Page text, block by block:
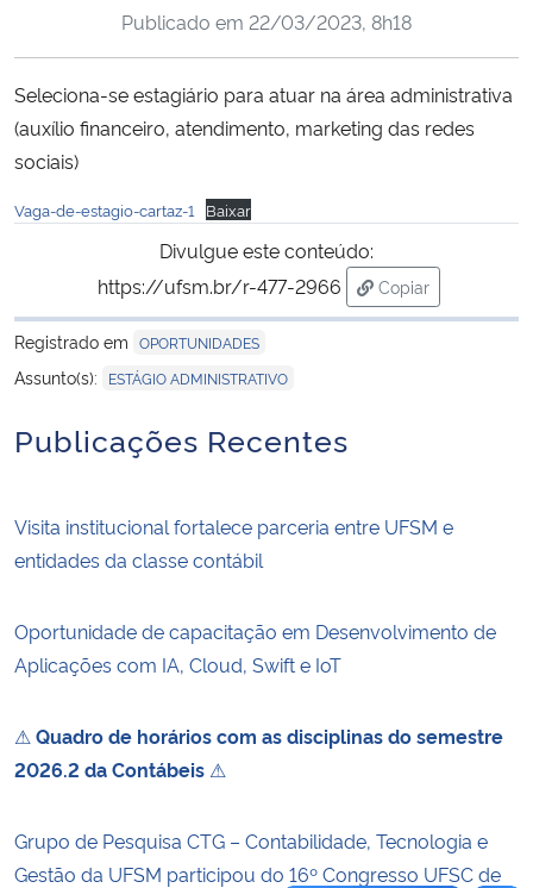
Ministério da Cidadania
Ministério da Ciência, Tecnologia, Inovações e Comunicações
Ministério do Turismo
Controladoria-Geral da União
Ministério da Mulher, da Família e dos Direitos Humanos
Secretaria de Governo
Advocacia-Geral da União
Banco Central do Brasil
Publicado em 22/03/2023, 8h18
Seleciona-se estagiário para atuar na área administrativa
(auxílio financeiro, atendimento, marketing das redes
sociais)
Vaga-de-estagio-cartaz-1 Baixar
Divulgue este conteúdo:
https://ufsm.br/r-477-2966
Copiar
para área de
Registrado em OPORTUNIDADES
Assunto(s): ESTÁGIO ADMINISTRATIVO
Publicações Recentes
Visita institucional fortalece parceria entre UFSM e
entidades da classe contábil
Oportunidade de capacitação em Desenvolvimento de
Aplicações com IA, Cloud, Swift e IoT
⚠ Quadro de horários com as disciplinas do semestre
2026.2 da Contábeis ⚠
Grupo de Pesquisa CTG – Contabilidade, Tecnologia e
Gestão da UFSM participou do 16º Congresso UFSC de